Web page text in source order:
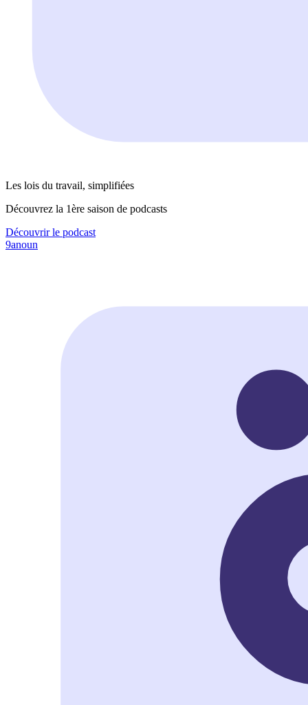
Les lois du travail, simplifiées
Découvrez la 1ère saison de podcasts
Découvrir le podcast
9anoun